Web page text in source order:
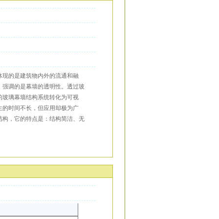
的是建筑物内外的流通和融
调的是幕墙的透明性。透过玻
璃幕墙结构系统转化为可视
时间不长，但应用却极为广
，它的特点是：结构简洁、无